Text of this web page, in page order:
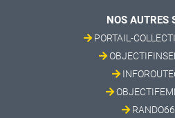
NOS AUTRES
PORTAIL-